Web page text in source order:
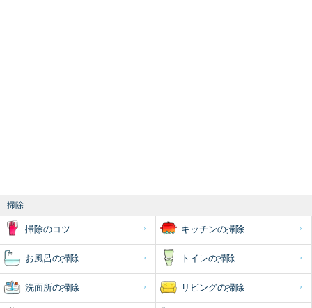
掃除
掃除のコツ キッチンの掃除
お風呂の掃除 トイレの掃除
洗面所の掃除 リビングの掃除